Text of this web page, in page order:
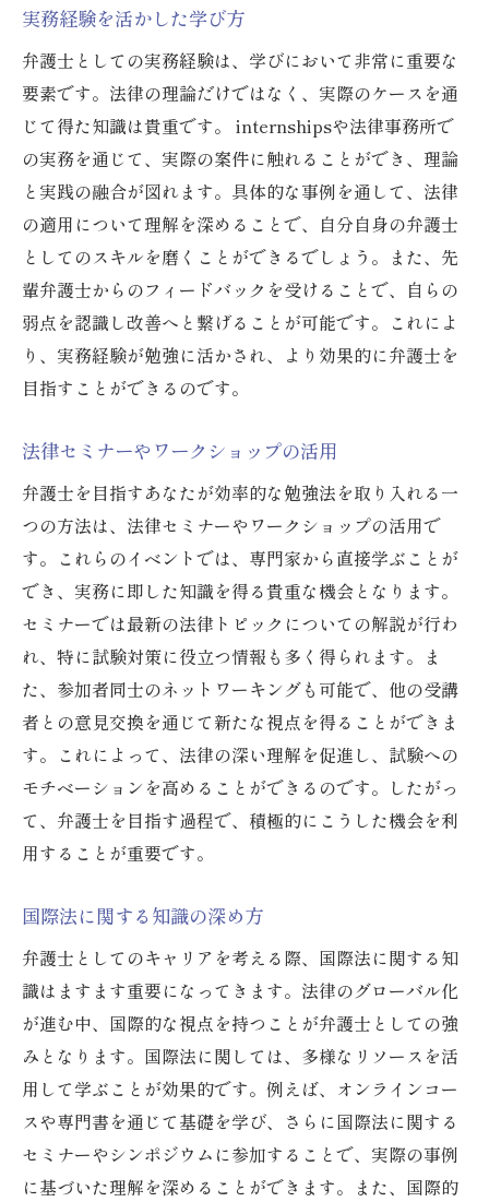
実務経験を活かした学び方
弁護士としての実務経験は、学びにおいて非常に重要な
要素です。法律の理論だけではなく、実際のケースを通
じて得た知識は貴重です。 internshipsや法律事務所で
の実務を通じて、実際の案件に触れることができ、理論
と実践の融合が図れます。具体的な事例を通して、法律
の適用について理解を深めることで、自分自身の弁護士
としてのスキルを磨くことができるでしょう。また、先
輩弁護士からのフィードバックを受けることで、自らの
弱点を認識し改善へと繋げることが可能です。これによ
り、実務経験が勉強に活かされ、より効果的に弁護士を
目指すことができるのです。
法律セミナーやワークショップの活用
弁護士を目指すあなたが効率的な勉強法を取り入れる一
つの方法は、法律セミナーやワークショップの活用で
す。これらのイベントでは、専門家から直接学ぶことが
でき、実務に即した知識を得る貴重な機会となります。
セミナーでは最新の法律トピックについての解説が行わ
れ、特に試験対策に役立つ情報も多く得られます。ま
た、参加者同士のネットワーキングも可能で、他の受講
者との意見交換を通じて新たな視点を得ることができま
す。これによって、法律の深い理解を促進し、試験への
モチベーションを高めることができるのです。したがっ
て、弁護士を目指す過程で、積極的にこうした機会を利
用することが重要です。
国際法に関する知識の深め方
弁護士としてのキャリアを考える際、国際法に関する知
識はますます重要になってきます。法律のグローバル化
が進む中、国際的な視点を持つことが弁護士としての強
みとなります。国際法に関しては、多様なリソースを活
用して学ぶことが効果的です。例えば、オンラインコー
スや専門書を通じて基礎を学び、さらに国際法に関する
セミナーやシンポジウムに参加することで、実際の事例
に基づいた理解を深めることができます。また、国際的